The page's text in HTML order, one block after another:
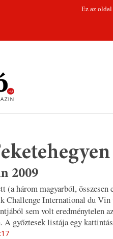
Ez az
2009
(a három magyarból, összesen
Challenge International du Vin
sem volt eredménytelen
A győztesek listája egy